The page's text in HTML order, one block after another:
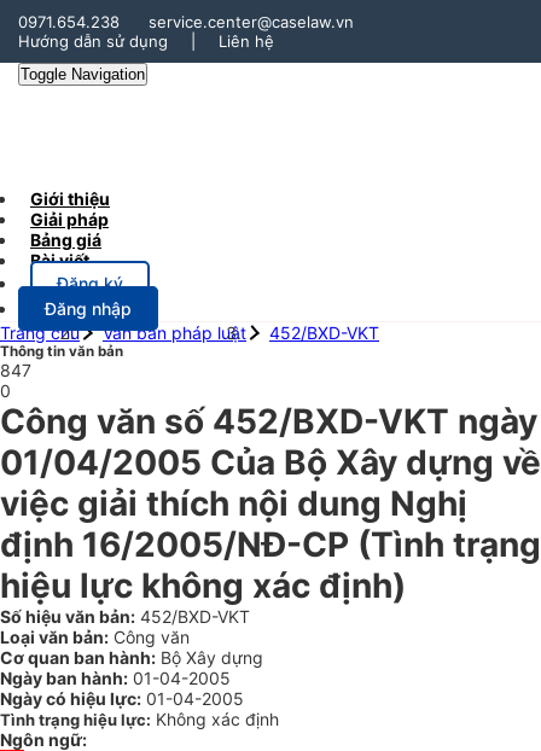
0971.654.238
service.center@caselaw.vn
Hướng dẫn sử dụng
Liên hệ
Toggle Navigation
Giới thiệu
Giải pháp
Bảng giá
Bài viết
Đăng ký
Đăng nhập
Trang chủ
Văn bản pháp luật 452/BXD-VKT
Thông tin văn bản
847
0
Công văn số 452/BXD-VKT ngày
01/04/2005 Của Bộ Xây dựng về
việc giải thích nội dung Nghị
định 16/2005/NĐ-CP (Tình trạng
hiệu lực không xác định)
Số hiệu văn bản: 452/BXD-VKT
Loại văn bản: Công văn
Cơ quan ban hành: Bộ Xây dựng
Ngày ban hành: 01-04-2005
Ngày có hiệu lực: 01-04-2005
Tình trạng hiệu lực: Không xác định
Ngôn ngữ: